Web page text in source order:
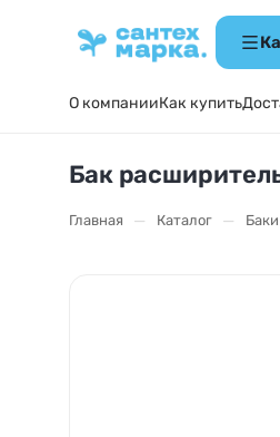
О компанииКак купить
Бак
Главная — Каталог —